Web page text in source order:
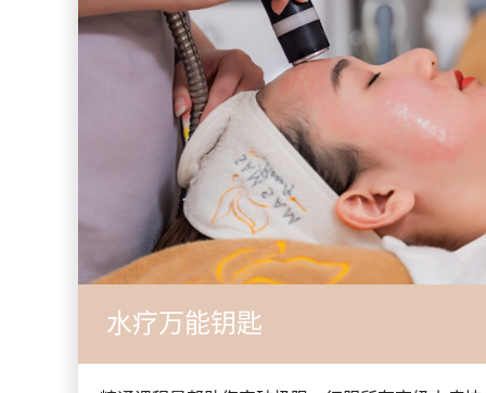
水疗万能钥匙